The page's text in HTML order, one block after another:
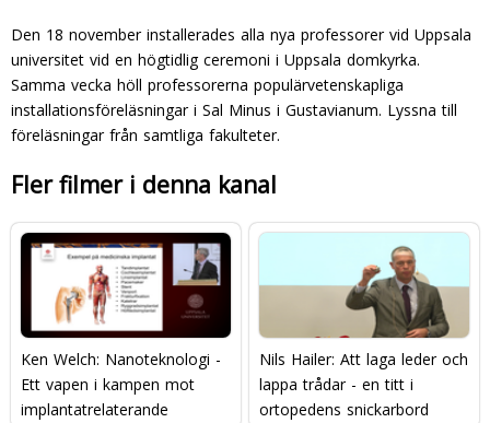
Den 18 november installerades alla nya professorer vid Uppsala
universitet vid en högtidlig ceremoni i Uppsala domkyrka.
Samma vecka höll professorerna populärvetenskapliga
installationsföreläsningar i Sal Minus i Gustavianum. Lyssna till
föreläsningar från samtliga fakulteter.
Fler filmer i denna kanal
Ken Welch: Nanoteknologi -
Ett vapen i kampen mot
implantatrelaterande
Nils Hailer: Att laga leder och
lappa trådar - en titt i
ortopedens snickarbord